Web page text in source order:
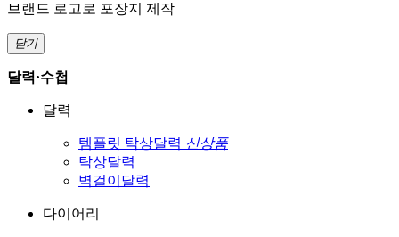
브랜드 로고로 포장지 제작
닫기
달력·수첩
달력
템플릿 탁상달력 신상품
탁상달력
벽걸이달력
다이어리